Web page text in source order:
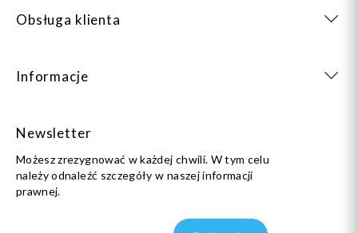
Obsługa klienta
Informacje
Newsletter
Możesz zrezygnować w każdej chwili. W tym celu
należy odnaleźć szczegóły w naszej informacji
prawnej.